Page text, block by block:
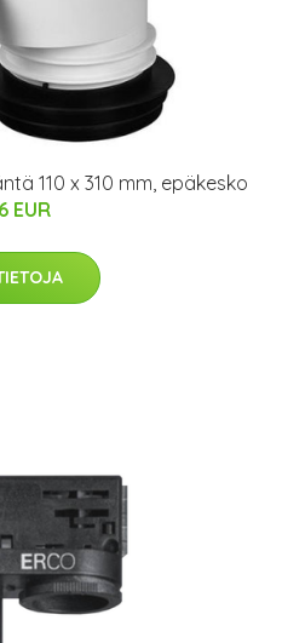
110 x 310 mm, epäkesko
EUR